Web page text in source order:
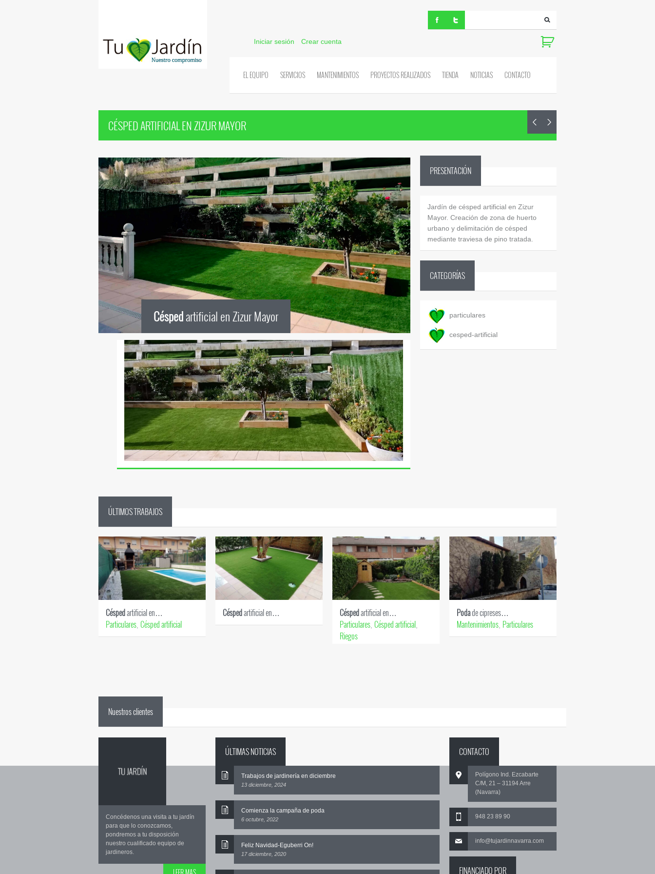
Iniciar sesión Crear cuenta
EL EQUIPO SERVICIOS MANTENIMIENTOS PROYECTOS REALIZADOS TIENDA NOTICIAS CONTACTO
CÉSPED ARTIFICIAL EN ZIZUR MAYOR
Céspedartificial en Zizur Mayor
PRESENTACIÓN
Jardín de césped artificial en Zizur
Mayor. Creación de zona de huerto
urbano y delimitación de césped
mediante traviesa de pino tratada.
CATEGORÍAS
particulares
cesped-artificial
ÚLTIMOS TRABAJOS
Céspedartificial en…
Particulares Césped artificial
Céspedartificial en… Céspedartificial en…
Particulares Césped artificial
Riegos
Podade cipreses…
Mantenimientos Particulares
Nuestros clientes
Concédenos una visita a tu jardín
para que lo conozcamos,
pondremos a tu disposición
nuestro cualificado equipo de
jardineros.
ÚLTIMAS NOTICIAS
Trabajos de jardinería en diciembre
13 diciembre, 2024
Comienza la campaña de poda
6 octubre, 2022
Feliz Navidad-Eguberri On!
17 diciembre, 2020
CONTACTO
Polígono Ind. Ezcabarte
C/M, 21 – 31194 Arre
(Navarra)
948 23 89 90
info@tujardinnavarra.com
FINANCIADO POR